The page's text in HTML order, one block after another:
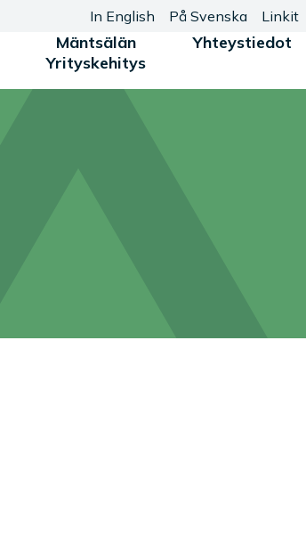
Mäntsälän
Yrityskehitys
Yhteystiedot
In English På Svenska Linkit